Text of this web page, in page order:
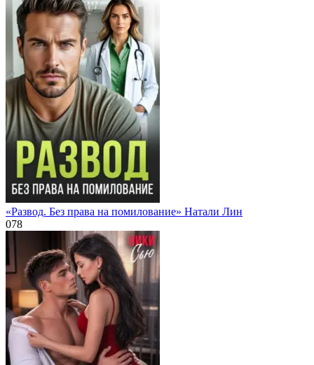
«Развод. Без права на помилование» Натали Лин
078